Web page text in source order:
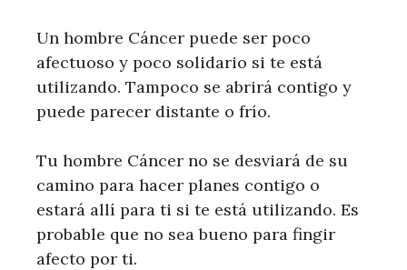
Un hombre Cáncer puede ser poco
afectuoso y poco solidario si te está
utilizando. Tampoco se abrirá contigo y
puede parecer distante o frío.
Tu hombre Cáncer no se desviará de su
camino para hacer planes contigo o
estará allí para ti si te está utilizando. Es
probable que no sea bueno para fingir
afecto por ti.